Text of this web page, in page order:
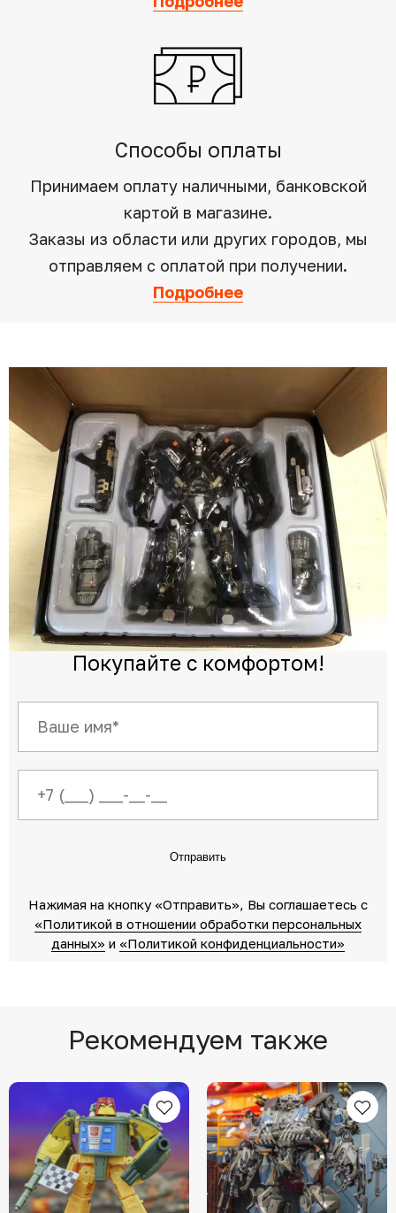
Способы оплаты
Принимаем оплату наличными, банковской
картой в магазине.
Заказы из области или других городов, мы
отправляем с оплатой при получении.
Подробнее
Покупайте с комфортом!
Отправить
Нажимая на кнопку «Отправить»‎, Вы соглашаетесь c
«Политикой в отношении обработки персональных
данных»‎ ‎ и «Политикой конфиденциальности»
Рекомендуем также